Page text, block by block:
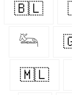
🇧🇱
𓃛
🇲🇱